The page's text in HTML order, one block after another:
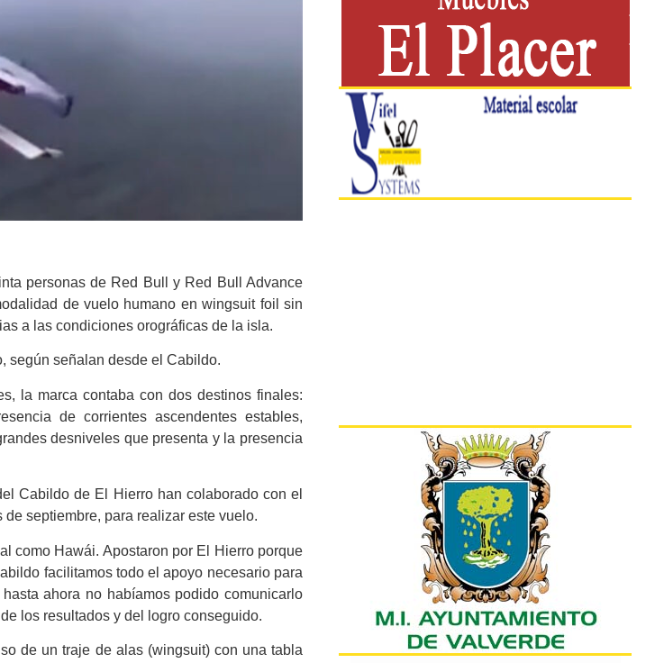
personas de Red Bull y Red Bull Advance
de vuelo humano en wingsuit foil sin
a las condiciones orográficas de la isla.
según señalan desde el Cabildo.
la marca contaba con dos destinos finales:
de corrientes ascendentes estables,
desniveles que presenta y la presencia
Cabildo de El Hierro han colaborado con el
septiembre, para realizar este vuelo.
como Hawái. Apostaron por El Hierro porque
facilitamos todo el apoyo necesario para
ahora no habíamos podido comunicarlo
los resultados y del logro conseguido.
de un traje de alas (wingsuit) con una tabla